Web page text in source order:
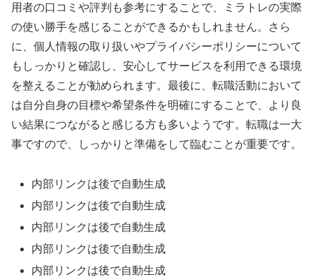
用者の口コミや評判も参考にすることで、ミラトレの実際
の使い勝手を感じることができるかもしれません。さら
に、個人情報の取り扱いやプライバシーポリシーについて
もしっかりと確認し、安心してサービスを利用できる環境
を整えることが勧められます。最後に、転職活動において
は自分自身の目標や希望条件を明確にすることで、より良
い結果につながると感じる方も多いようです。転職は一大
事ですので、しっかりと準備をして臨むことが重要です。
内部リンクは後で自動生成
内部リンクは後で自動生成
内部リンクは後で自動生成
内部リンクは後で自動生成
内部リンクは後で自動生成